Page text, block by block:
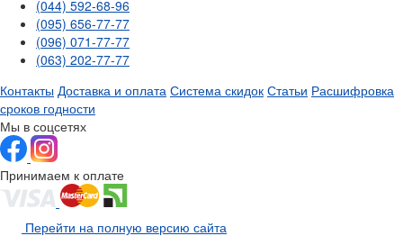
(044) 592-68-96
(095) 656-77-77
(096) 071-77-77
(063) 202-77-77
Контакты Доставка и оплата Система скидок Статьи Расшифровка
сроков годности
Мы в соцсетях
Принимаем к оплате
Перейти на полную версию сайта